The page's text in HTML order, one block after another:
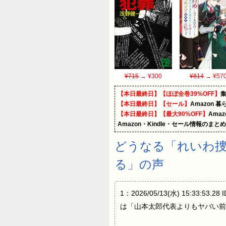
¥715 → ¥300 ¥814→
【本日最終日】【ほぼ全巻39%OFF】
【本日最終日】【セール】 Amazon 暮
【本日最終日】【最大90%OFF】
Amazon・Kindle・セール情報のまと
どうなる「れいわ
る」の声
1：2026/05/13(水) 15:33:53.28
は「山本太郎代表よりもヤバい